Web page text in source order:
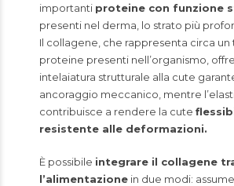
importanti proteine con funzione
presenti nel derma, lo strato più
Il collagene, che rappresenta circa
proteine presenti nell’organismo,
intelaiatura strutturale alla cute
ancoraggio meccanico, mentre
contribuisce a rendere la cute
resistente alle deformazioni.
È possibile integrare il collagene
l’alimentazione in due modi: